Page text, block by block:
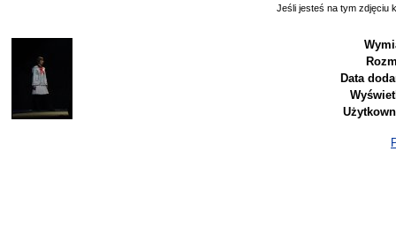
Jeśli jesteś na tym zdjęciu
Data